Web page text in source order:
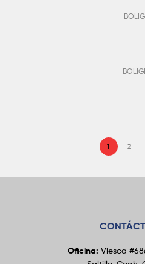
1 2
Oficina: Viesca